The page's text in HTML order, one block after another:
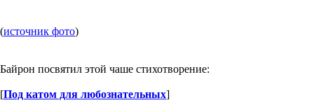
(источник фото)
Байрон посвятил этой чаше стихотворение:
[Под катом для любознательных]